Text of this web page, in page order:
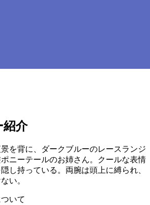
紹介
を背に、ダークブルーのレースランジ
ニーテールのお姉さん。クールな表情
し持っている。両腕は頭上に縛られ、
い。
いて